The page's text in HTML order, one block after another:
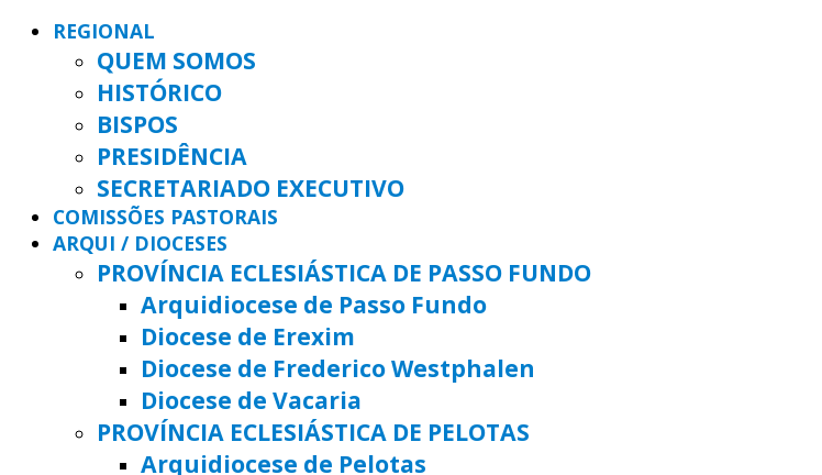
REGIONAL
QUEM SOMOS
HISTÓRICO
BISPOS
PRESIDÊNCIA
SECRETARIADO EXECUTIVO
COMISSÕES PASTORAIS
ARQUI / DIOCESES
PROVÍNCIA ECLESIÁSTICA DE PASSO FUNDO
Arquidiocese de Passo Fundo
Diocese de Erexim
Diocese de Frederico Westphalen
Diocese de Vacaria
PROVÍNCIA ECLESIÁSTICA DE PELOTAS
Arquidiocese de Pelotas